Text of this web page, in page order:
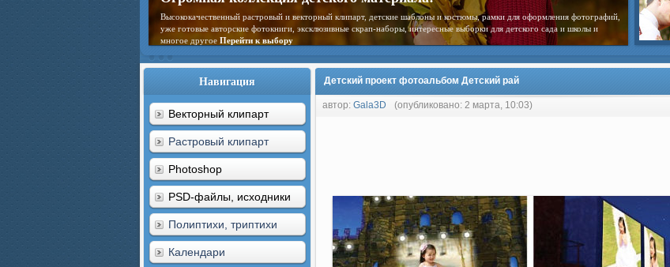
Высококачественный растровый и векторный клипарт, детские шаблоны и костюмы, рамки для оформления фотографий,
уже готовые авторские фотокниги, эксклюзивные скрап-наборы, интересные выборки для детского сада и школы и
многое другое Перейти к выбору
Навигация
Векторный клипарт
Растровый клипарт
Photoshop
PSD-файлы, исходники
Полиптихи, триптихи
Календари
Детский проект фотоальбом Детский рай
автор: Gala3D (опубликовано: 2 марта, 10:03)